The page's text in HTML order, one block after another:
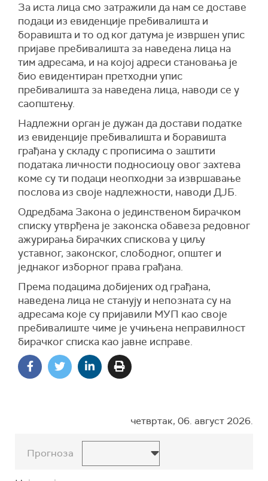
За иста лица смо затражили да нам се доставе
подаци из евиденције пребивалишта и
боравишта и то од ког датума је извршен упис
пријаве пребивалишта за наведена лица на
тим адресама, и на којој адреси становања је
био евидентиран претходни упис
пребивалишта за наведена лица, наводи се у
саопштењу.
Надлежни орган је дужан да достави податке
из евиденције пребивалишта и боравишта
грађана у складу с прописима о заштити
података личности подносиоцу овог захтева
коме су ти подаци неопходни за извршавање
послова из своје надлежности, наводи ДЈБ.
Одредбама Закона о јединственом бирачком
списку утврђена је законска обавеза редовног
ажурирања бирачких спискова у циљу
уставног, законског, слободног, општег и
једнаког изборног права грађана.
Према подацима добијених од грађана,
наведена лица не станују и непозната су на
адресама које су пријавили МУП као своје
пребивалиште чиме је учињена неправилност
бирачког списка као јавне исправе.
четвртак, 06. август 2026.
Прогноза